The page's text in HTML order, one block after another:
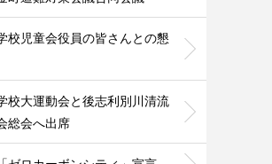
校児童会役員の皆さんとの懇
校大運動会と後志利別川清流
総会へ出席